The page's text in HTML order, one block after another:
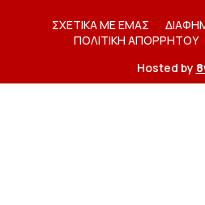
ΣΧΕΤΙΚΑ ΜΕ ΕΜΑΣ
ΠΟΛΙΤΙΚΗ ΑΠΟΡΡΗΤΟΥ
Hosted by